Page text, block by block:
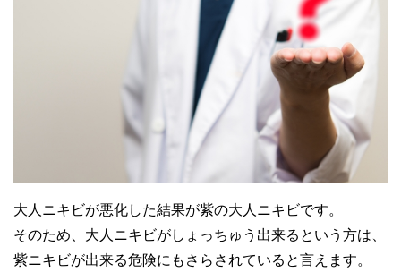
大人ニキビが悪化した結果が紫の大人ニキビです。
そのため、大人ニキビがしょっちゅう出来るという方は、
紫ニキビが出来る危険にもさらされていると言えます。